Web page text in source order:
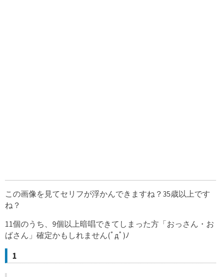
この画像を見てセリフが浮かんできますね？35歳以上です
ね？
11個のうち、9個以上暗唱できてしまった方「おっさん・お
ばさん」確定かもしれません(ﾟдﾟ)ﾉ
1